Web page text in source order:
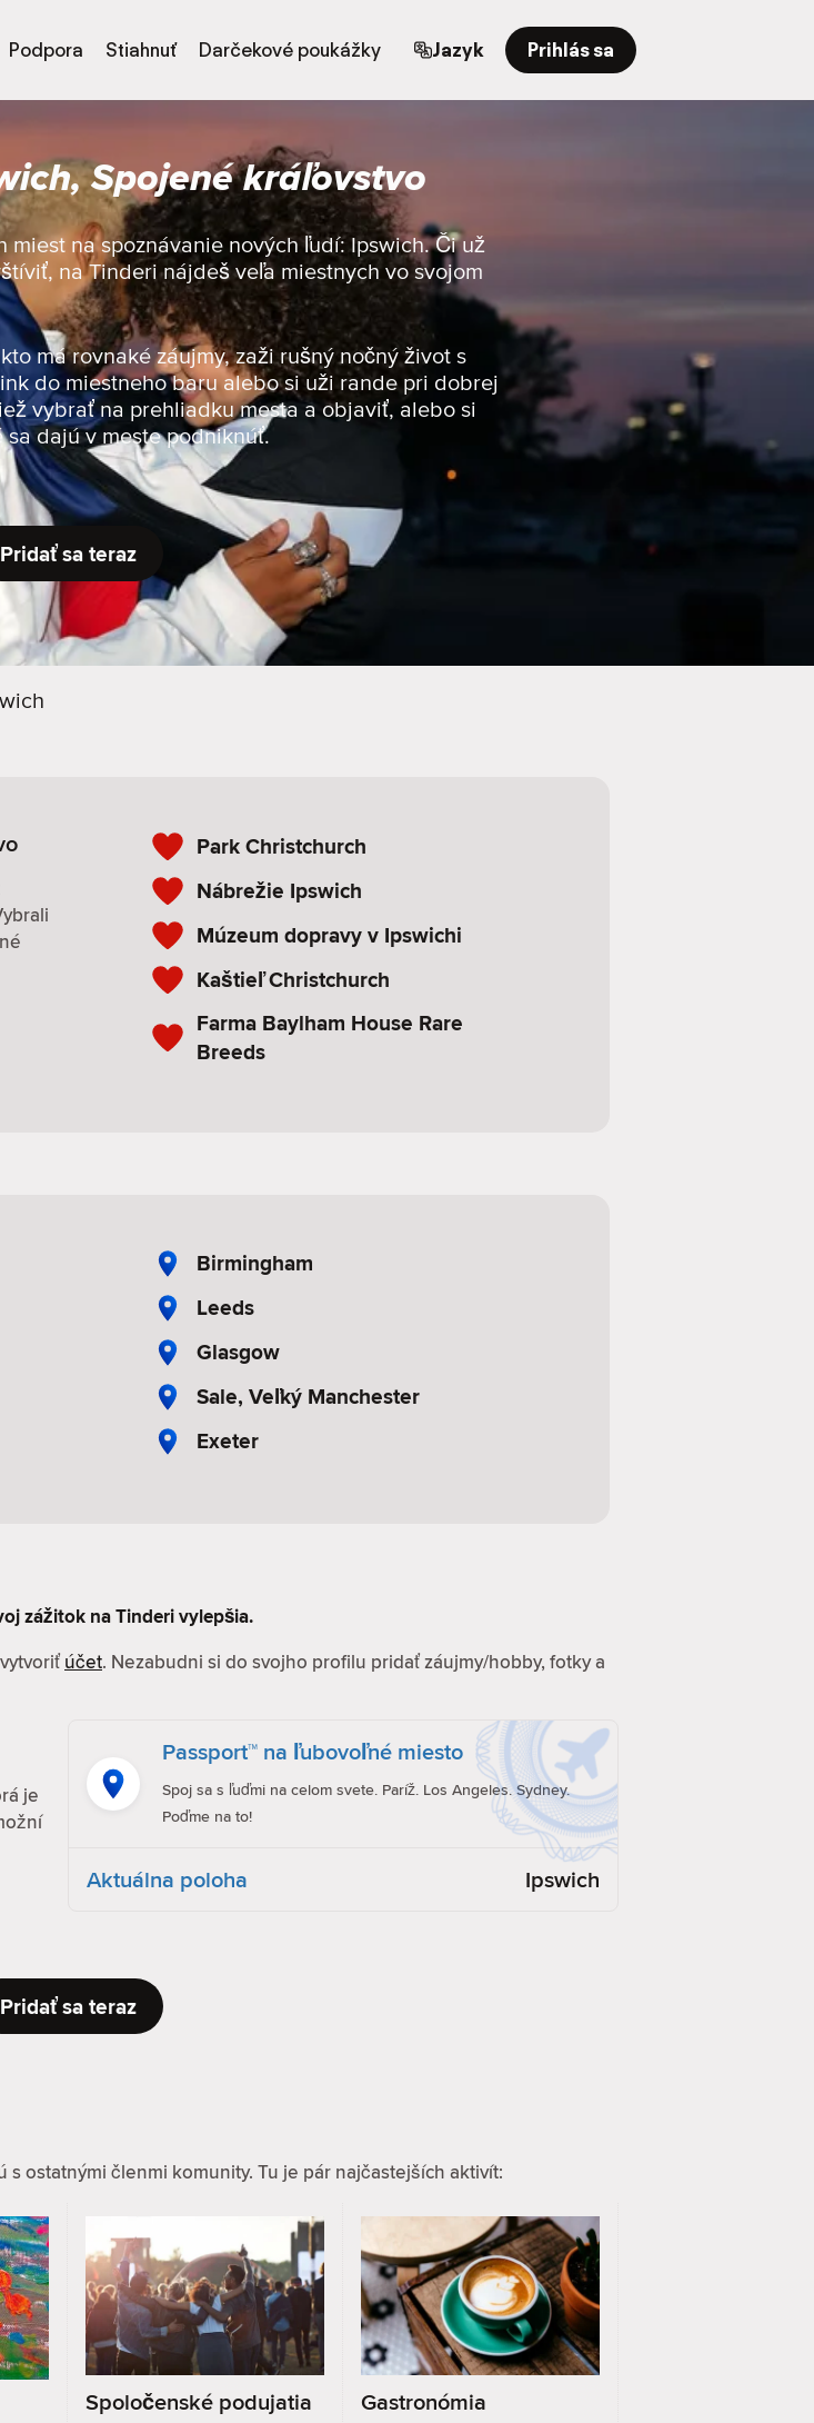
Podpora Stiahnuť Darčekové poukážky Jazyk Prihlás sa
Spojené kráľovstvo
na spoznávanie nových ľudí: Ipswich. Či už
na Tinderi nájdeš veľa miestnych vo svojom
má rovnaké záujmy, zaži rušný nočný život s
do miestneho baru alebo si uži rande pri dobrej
vybrať na prehliadku mesta a objaviť, alebo si
dajú v meste podniknúť.
Pridať sa teraz
Park Christchurch
Nábrežie Ipswich
Múzeum dopravy v Ipswichi
Kaštieľ Christchurch
Farma Baylham House Rare
Breeds
Birmingham
Leeds
Glasgow
Sale, Veľký Manchester
Exeter
zážitok na Tinderi vylepšia.
účet. Nezabudni si do svojho profilu pridať záujmy/hobby, fotky a
je
Passport™ na ľubovoľné miesto
Spoj sa s ľuďmi na celom svete. Paríž. Los Angeles. Sydney.
Poďme na to!
Aktuálna poloha Ipswich
Pridať sa teraz
ostatnými členmi komunity. Tu je pár najčastejších aktivít:
Spoločenské podujatia Gastronómia